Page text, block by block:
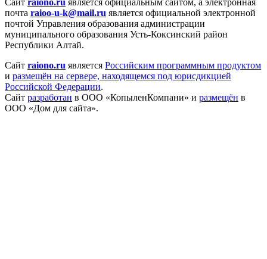
почта raioo-u-k@mail.ru является официальной электронной
почтой Управления образования администрации
муниципального образования Усть-Коксинский район
Республики Алтай.
Сайт raiono.ru является Российским программным продуктом
и размещён на сервере, находящемся под юрисдикцией
Российской Федерации.
Сайт разработан в ООО «КопыленКомпани» и размещён в
ООО «Дом для сайта».